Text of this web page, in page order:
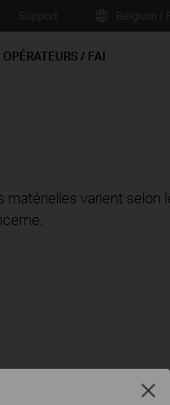
OPÉRATEURS / FAI
varient selon
Close